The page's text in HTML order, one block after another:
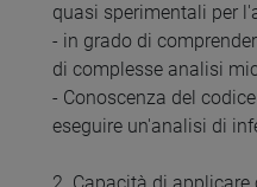
quasi sperimentali per
- in grado di
di complesse analisi
- Conoscenza del
eseguire un'analisi di